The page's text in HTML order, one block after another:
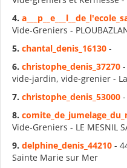
4.
Vide-Greniers -
5. chantal_ denis _16130 -
6. christophe_ denis _37270
vide-jardin, vide-grenier -
7. christophe_ denis _53000
8.
Vide-Greniers - LE MESNIL
9. delphine_ denis _44210 -
Sainte Marie sur Mer